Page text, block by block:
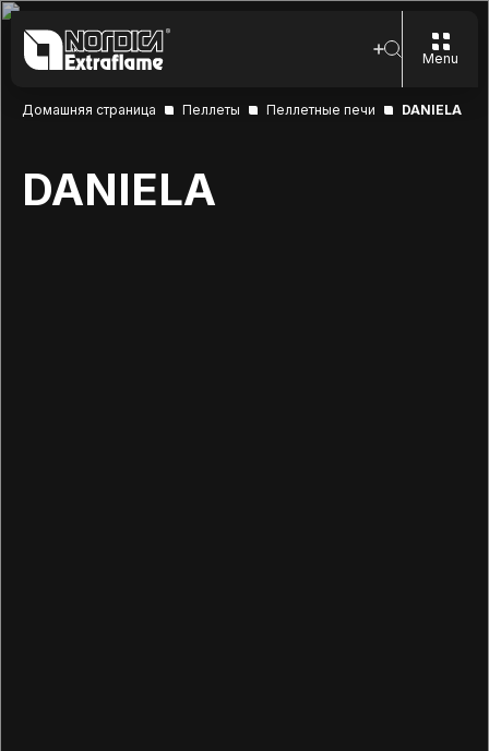
Menu
Домашняя страница Пеллеты Пеллетные печи DANIELA
DANIELA